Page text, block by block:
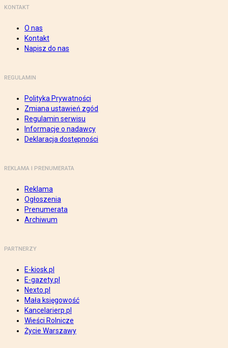
KONTAKT
O nas
Kontakt
Napisz do nas
REGULAMIN
Polityka Prywatności
Zmiana ustawień zgód
Regulamin serwisu
Informacje o nadawcy
Deklaracja dostępności
REKLAMA I PRENUMERATA
Reklama
Ogłoszenia
Prenumerata
Archiwum
PARTNERZY
E-kiosk.pl
E-gazety.pl
Nexto.pl
Mała księgowość
Kancelarierp.pl
Wieści Rolnicze
Życie Warszawy